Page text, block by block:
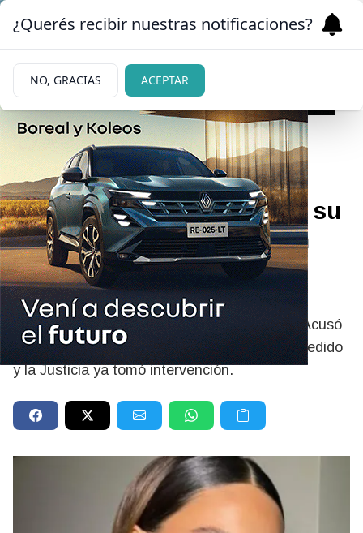
VIOLENCIA DE GÉNERO | 12/06/2026
Juanita Tinelli denunció a su
ex novio tras pelear en un
boliche: “Me golpeó”
La hija de Marcelo Tinelli se presentó en una
comisaría durante la madrugada del jueves. Acusó
a su expareja, Bautista Cuiña, de haberla agredido
y la Justicia ya tomó intervención.
¿Querés recibir nuestras notificaciones?
NO, GRACIAS ACEPTAR